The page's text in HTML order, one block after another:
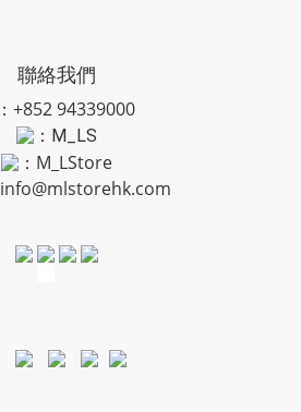
聯絡我們
：+852 94339000
： M_LS
：M_LStore
info@mlstorehk.com